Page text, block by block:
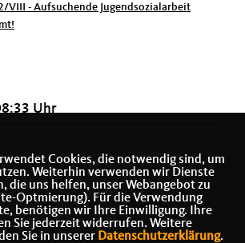
VIII - Aufsuchende Jugendsozialarbeit
Uhr
Cookies, die notwendig sind, um
Weiterhin verwenden wir Dienste
die uns helfen, unser Webangebot zu
Optmierung). Für die Verwendung
benötigen wir Ihre Einwilligung. Ihre
Sie jederzeit widerrufen. Weitere
Sie in unserer Datenschutzerklärung.